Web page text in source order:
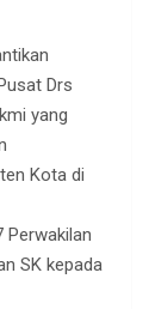
Drs
yang
Kota di
Perwakilan
SK kepada